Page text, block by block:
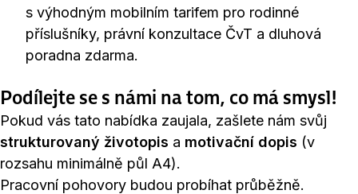
s výhodným mobilním tarifem pro rodinné
příslušníky, právní konzultace ČvT a dluhová
poradna zdarma.
Podílejte se s námi na tom, co má smysl!
Pokud vás tato nabídka zaujala, zašlete nám svůj
strukturovaný životopis a motivační dopis (v
rozsahu minimálně půl A4).
Pracovní pohovory budou probíhat průběžně.